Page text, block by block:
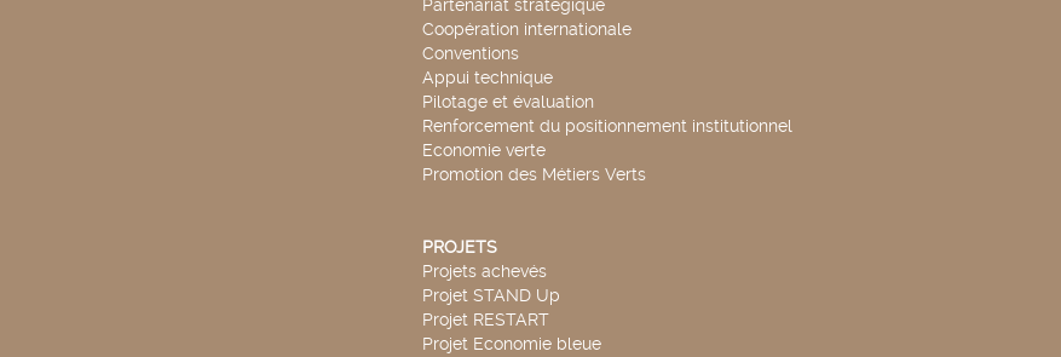
Partenariat stratégique
Coopération internationale
Conventions
Appui technique
Pilotage et évaluation
Renforcement du positionnement institutionnel
Economie verte
Promotion des Métiers Verts
PROJETS
Projets achevés
Projet STAND Up
Projet RESTART
Projet Economie bleue